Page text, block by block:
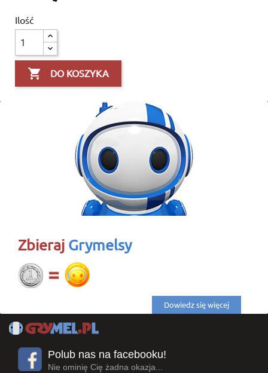
Ilość
 DO KOSZYKA
Zbieraj Grymelsy
Dowiedz się więcej
Polub nas na facebooku!
Nie ominię Cię żadna okazja...